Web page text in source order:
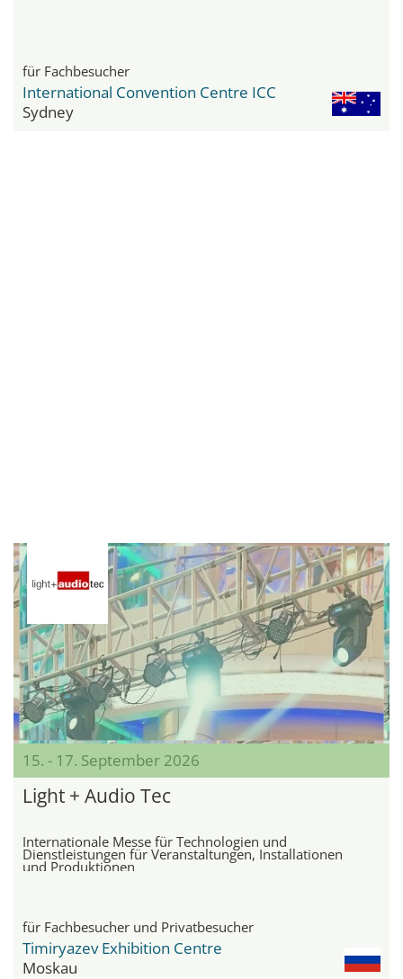
für Fachbesucher
International Convention Centre ICC
Sydney
15. - 17. September 2026
Light + Audio Tec
Internationale Messe für Technologien und
Dienstleistungen für Veranstaltungen, Installationen
und Produktionen
für Fachbesucher und Privatbesucher
Timiryazev Exhibition Centre
Moskau